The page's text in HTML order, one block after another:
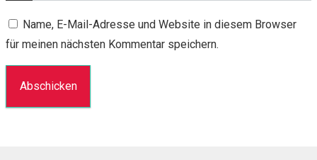
Name, E-Mail-Adresse und Website in diesem Browser
für meinen nächsten Kommentar speichern.